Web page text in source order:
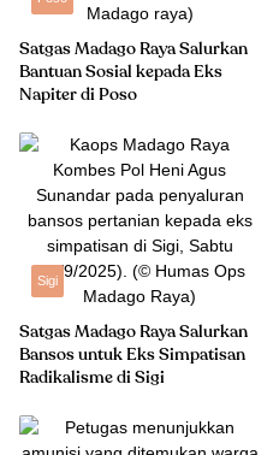
Satgas Madago Raya Salurkan
Bantuan Sosial kepada Eks
Napiter di Poso
Sigi
Satgas Madago Raya Salurkan
Bansos untuk Eks Simpatisan
Radikalisme di Sigi